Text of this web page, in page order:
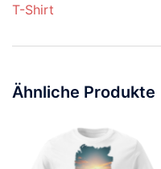
T-Shirt
Ähnliche Produkte